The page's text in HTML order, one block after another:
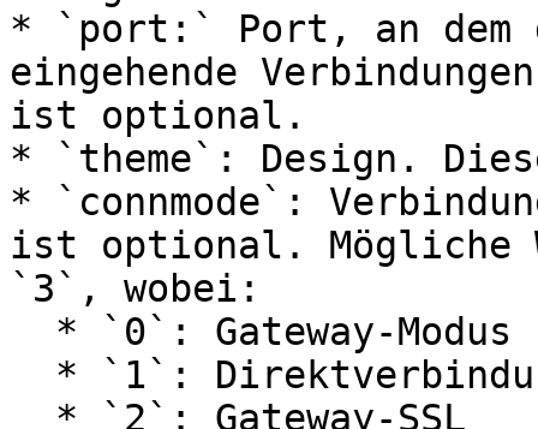
* `port:` Port, an dem
eingehende
ist optional.
* `theme`: Design.
* `connmode`:
ist optional.
`3`, wobei: